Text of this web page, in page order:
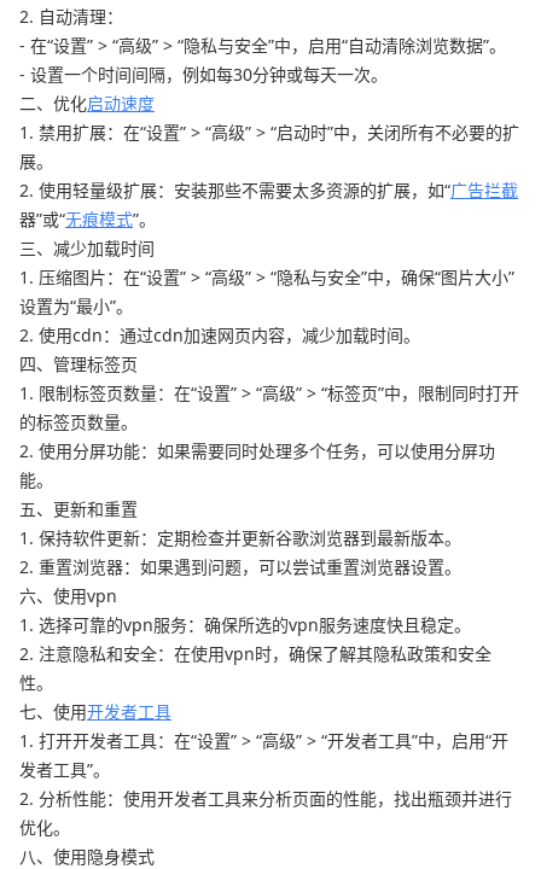
2. 自动清理：
- 在“设置” > “高级” > “隐私与安全”中，启用“自动清除浏览数据”。
- 设置一个时间间隔，例如每30分钟或每天一次。
二、优化启动速度
1. 禁用扩展：在“设置” > “高级” > “启动时”中，关闭所有不必要的扩
展。
2. 使用轻量级扩展：安装那些不需要太多资源的扩展，如“广告拦截
器”或“无痕模式”。
三、减少加载时间
1. 压缩图片：在“设置” > “高级” > “隐私与安全”中，确保“图片大小”
设置为“最小”。
2. 使用cdn：通过cdn加速网页内容，减少加载时间。
四、管理标签页
1. 限制标签页数量：在“设置” > “高级” > “标签页”中，限制同时打开
的标签页数量。
2. 使用分屏功能：如果需要同时处理多个任务，可以使用分屏功
能。
五、更新和重置
1. 保持软件更新：定期检查并更新谷歌浏览器到最新版本。
2. 重置浏览器：如果遇到问题，可以尝试重置浏览器设置。
六、使用vpn
1. 选择可靠的vpn服务：确保所选的vpn服务速度快且稳定。
2. 注意隐私和安全：在使用vpn时，确保了解其隐私政策和安全
性。
七、使用开发者工具
1. 打开开发者工具：在“设置” > “高级” > “开发者工具”中，启用“开
发者工具”。
2. 分析性能：使用开发者工具来分析页面的性能，找出瓶颈并进行
优化。
八、使用隐身模式